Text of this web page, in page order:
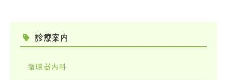
診療案内
循環器内科